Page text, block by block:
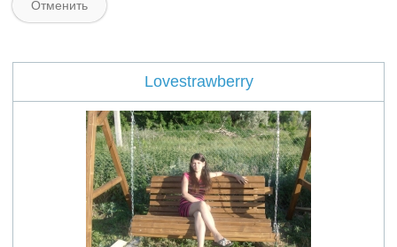
Lovestrawberry